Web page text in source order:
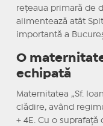
rețeaua primară de
alimentează atât
importantă a
O
echipată
Maternitatea „Sf.
clădire, având
+ 4E. Cu o